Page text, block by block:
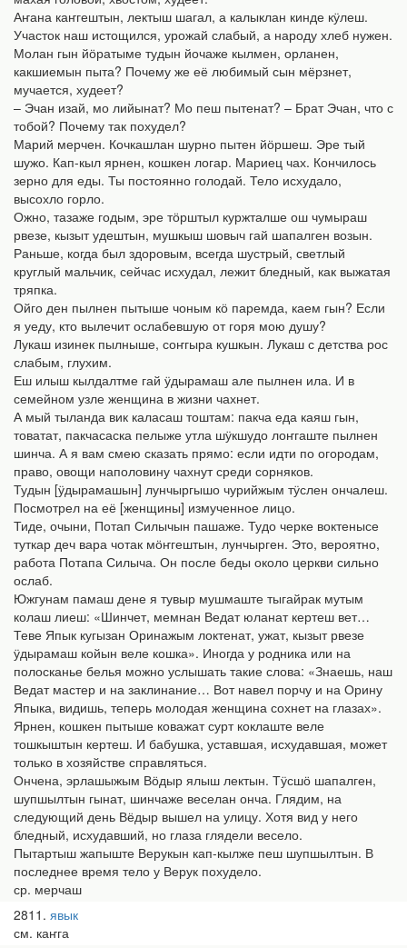
Аҥана каҥгештын, лектыш шагал, а калыклан кинде кӱлеш.
Участок наш истощился, урожай слабый, а народу хлеб нужен.
Молан гын йӧратыме тудын йочаже кылмен, орланен,
какшиемын пыта? Почему же её любимый сын мёрзнет,
мучается, худеет?
– Эчан изай, мо лийынат? Мо пеш пытенат? – Брат Эчан, что с
тобой? Почему так похудел?
Марий мерчен. Кочкашлан шурно пытен йӧршеш. Эре тый
шужо. Кап-кыл ярнен, кошкен логар. Мариец чах. Кончилось
зерно для еды. Ты постоянно голодай. Тело исхудало,
высохло горло.
Ожно, тазаже годым, эре тӧрштыл куржталше ош чумыраш
рвезе, кызыт удештын, мушкыш шовыч гай шапалген возын.
Раньше, когда был здоровым, всегда шустрый, светлый
круглый мальчик, сейчас исхудал, лежит бледный, как выжатая
тряпка.
Ойго ден пылнен пытыше чоным кӧ паремда, каем гын? Если
я уеду, кто вылечит ослабевшую от горя мою душу?
Лукаш изинек пылныше, соҥгыра кушкын. Лукаш с детства рос
слабым, глухим.
Еш илыш кылдалтме гай ӱдырамаш але пылнен ила. И в
семейном узле женщина в жизни чахнет.
А мый тыланда вик каласаш тоштам: пакча еда каяш гын,
товатат, пакчасаска пелыже утла шӱкшудо лоҥгаште пылнен
шинча. А я вам смею сказать прямо: если идти по огородам,
право, овощи наполовину чахнут среди сорняков.
Тудын [ӱдырамашын] лунчыргышо чурийжым тӱслен ончалеш.
Посмотрел на её [женщины] измученное лицо.
Тиде, очыни, Потап Силычын пашаже. Тудо черке воктенысе
туткар деч вара чотак мӧҥгештын, лунчырген. Это, вероятно,
работа Потапа Силыча. Он после беды около церкви сильно
ослаб.
Южгунам памаш дене я тувыр мушмаште тыгайрак мутым
колаш лиеш: «Шинчет, мемнан Ведат юланат кертеш вет…
Теве Япык кугызан Оринажым локтенат, ужат, кызыт рвезе
ӱдырамаш койын веле кошка». Иногда у родника или на
полосканье белья можно услышать такие слова: «Знаешь, наш
Ведат мастер и на заклинание… Вот навел порчу и на Орину
Япыка, видишь, теперь молодая женщина сохнет на глазах».
Ярнен, кошкен пытыше коважат сурт коклаште веле
тошкыштын кертеш. И бабушка, уставшая, исхудавшая, может
только в хозяйстве справляться.
Ончена, эрлашыжым Вӧдыр ялыш лектын. Тӱсшӧ шапалген,
шупшылтын гынат, шинчаже веселан онча. Глядим, на
следующий день Вёдыр вышел на улицу. Хотя вид у него
бледный, исхудавший, но глаза глядели весело.
Пытартыш жапыште Верукын кап-кылже пеш шупшылтын. В
последнее время тело у Верук похудело.
ср. мерчаш
2811 явык
см. каҥга